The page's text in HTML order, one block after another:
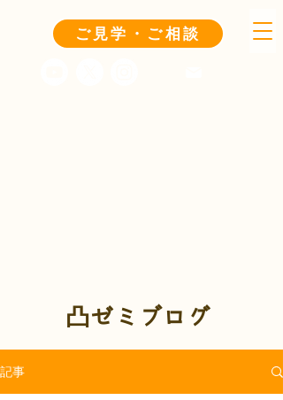
ご見学・ご相談
凸ゼミブログ
記事